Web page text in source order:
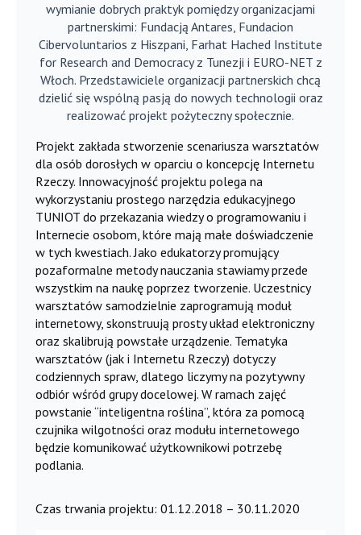
wymianie dobrych praktyk pomiędzy organizacjami
partnerskimi: Fundacją Antares, Fundacion
Cibervoluntarios z Hiszpani, Farhat Hached Institute
for Research and Democracy z Tunezji i EURO-NET z
Włoch. Przedstawiciele organizacji partnerskich chcą
dzielić się wspólną pasją do nowych technologii oraz
realizować projekt pożyteczny społecznie.
Projekt zakłada stworzenie scenariusza warsztatów
dla osób dorosłych w oparciu o koncepcję Internetu
Rzeczy. Innowacyjność projektu polega na
wykorzystaniu prostego narzędzia edukacyjnego
TUNIOT do przekazania wiedzy o programowaniu i
Internecie osobom, które mają małe doświadczenie
w tych kwestiach. Jako edukatorzy promujący
pozaformalne metody nauczania stawiamy przede
wszystkim na naukę poprzez tworzenie. Uczestnicy
warsztatów samodzielnie zaprogramują moduł
internetowy, skonstruują prosty układ elektroniczny
oraz skalibrują powstałe urządzenie. Tematyka
warsztatów (jak i Internetu Rzeczy) dotyczy
codziennych spraw, dlatego liczymy na pozytywny
odbiór wśród grupy docelowej. W ramach zajęć
powstanie “inteligentna roślina”, która za pomocą
czujnika wilgotności oraz modułu internetowego
będzie komunikować użytkownikowi potrzebę
podlania.
Czas trwania projektu: 01.12.2018 – 30.11.2020